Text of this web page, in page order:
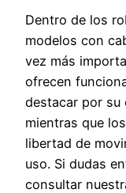
Dentro de los
modelos con
vez más
ofrecen
destacar por su
mientras que los
libertad de
uso. Si dudas
consultar